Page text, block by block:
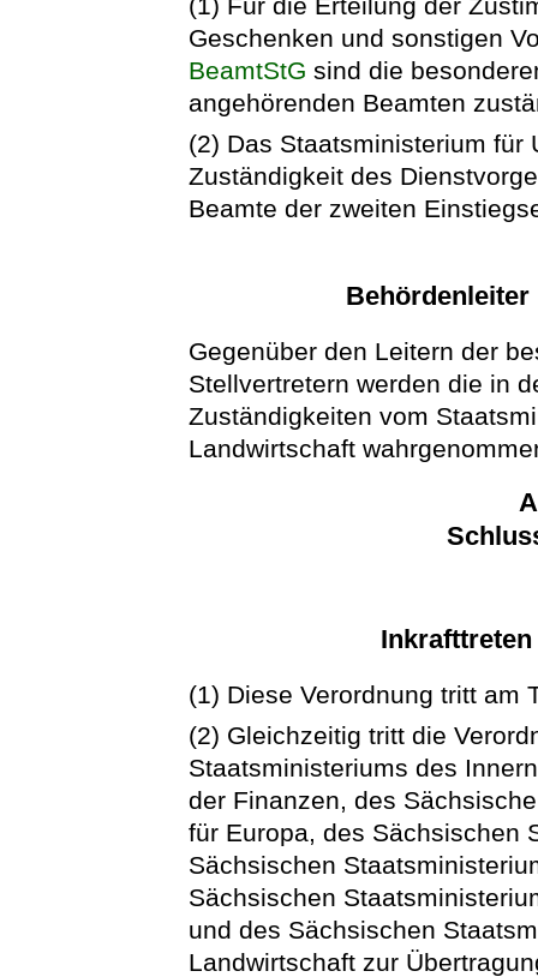
(1) Für die Erteilung der
Geschenken und sonstigen
BeamtStG sind die
angehörenden Beamten
(2) Das Staatsministerium für
Zuständigkeit des
Beamte der zweiten
Gegenüber den Leitern der
Stellvertretern werden die in
Zuständigkeiten vom
Landwirtschaft
(1) Diese Verordnung tritt am
(2) Gleichzeitig tritt die
Staatsministeriums des
der Finanzen, des
für Europa, des Sächsischen
Sächsischen
Sächsischen
und des Sächsischen
Landwirtschaft zur